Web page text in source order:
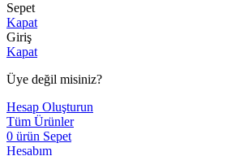
Sepet
Kapat
Giriş
Kapat
Üye değil misiniz?
Hesap Oluşturun
Tüm Ürünler
0 ürün Sepet
Hesabım